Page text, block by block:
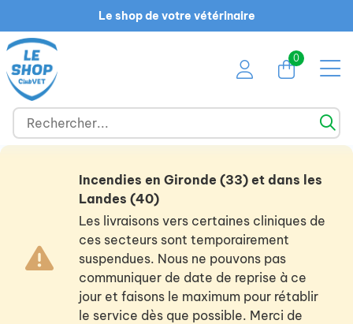
Le shop de votre vétérinaire
0
Incendies en Gironde (33) et dans les
Landes (40)
Les livraisons vers certaines cliniques de
ces secteurs sont temporairement
suspendues. Nous ne pouvons pas
communiquer de date de reprise à ce
jour et faisons le maximum pour rétablir
le service dès que possible. Merci de